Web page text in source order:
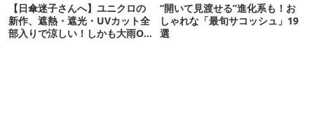
【日傘迷子さんへ】ユニクロの
新作、遮熱・遮光・UVカット全
部入りで涼しい！しかも大雨OK
“開いて見渡せる”進化系も！お
しゃれな「最旬サコッシュ」19
選